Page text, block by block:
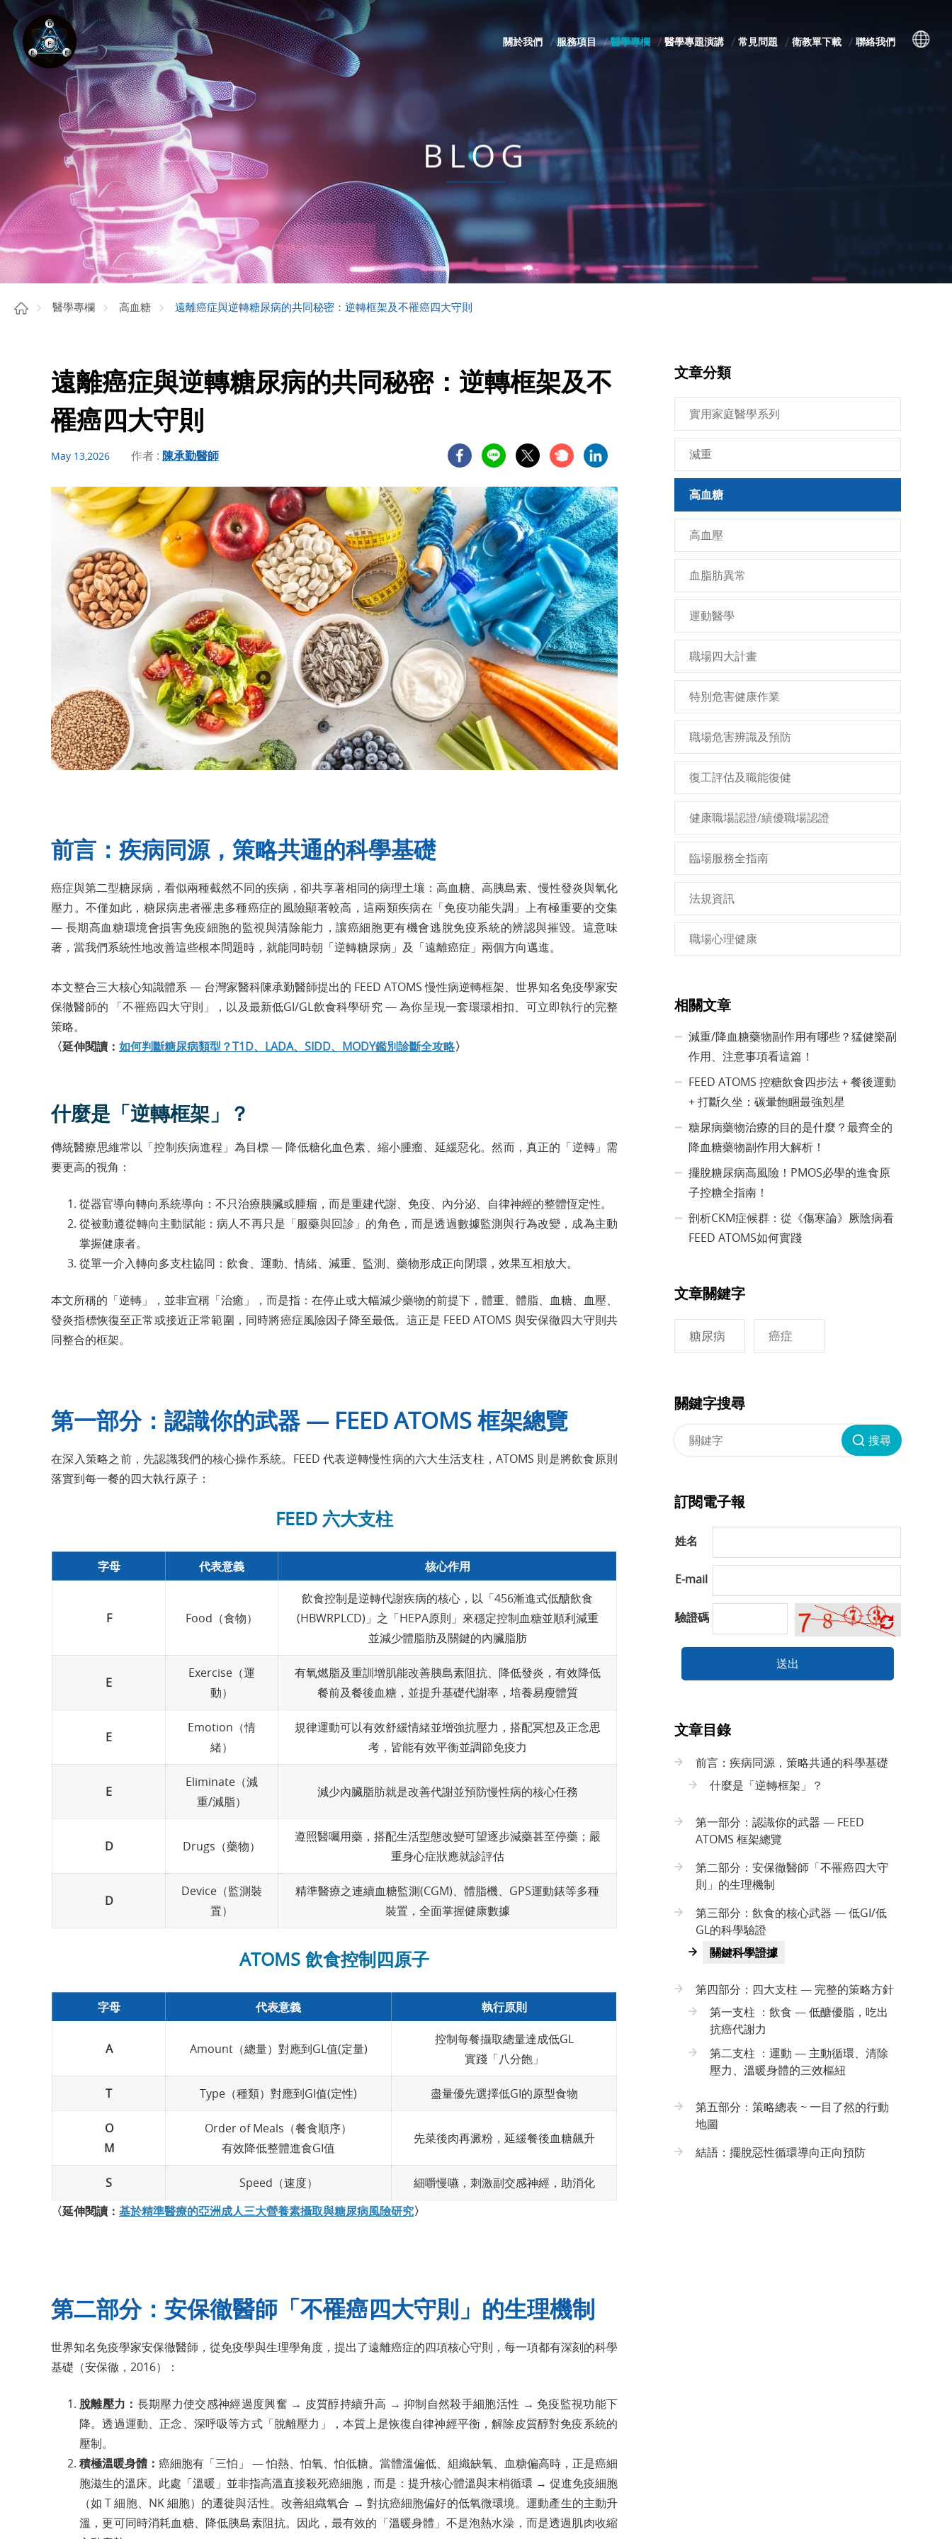
關於我們 服務項目 醫學專欄 醫學專題演講 常見問題 衛教單下載 聯絡我們
BLOG
醫學專欄 高血糖 遠離癌症與逆轉糖尿病的共同秘密：逆轉框架及不罹癌四大守則
遠離癌症與逆轉糖尿病的共同秘密：逆轉框架及不
罹癌四大守則
May 13,2026 作者 : 陳承勤醫師
前言：疾病同源，策略共通的科學基礎
癌症與第二型糖尿病，看似兩種截然不同的疾病，卻共享著相同的病理土壤：高血糖、高胰島素、慢性發炎與氧化
壓力。不僅如此，糖尿病患者罹患多種癌症的風險顯著較高，這兩類疾病在「免疫功能失調」上有極重要的交集
— 長期高血糖環境會損害免疫細胞的監視與清除能力，讓癌細胞更有機會逃脫免疫系統的辨認與摧毀。這意味
著，當我們系統性地改善這些根本問題時，就能同時朝「逆轉糖尿病」及「遠離癌症」兩個方向邁進。
本文整合三大核心知識體系 — 台灣家醫科陳承勤醫師提出的 FEED ATOMS 慢性病逆轉框架、世界知名免疫學家安
保徹醫師的 「不罹癌四大守則」，以及最新低GI/GL飲食科學研究 — 為你呈現一套環環相扣、可立即執行的完整
策略。
〈延伸閱讀： 如何判斷糖尿病類型？T1D、LADA、SIDD、MODY鑑別診斷全攻略〉
什麼是「逆轉框架」？
傳統醫療思維常以「控制疾病進程」為目標 — 降低糖化血色素、縮小腫瘤、延緩惡化。然而，真正的「逆轉」需
要更高的視角：
從器官導向轉向系統導向：不只治療胰臟或腫瘤，而是重建代謝、免疫、內分泌、自律神經的整體恆定性。
從被動遵從轉向主動賦能：病人不再只是「服藥與回診」的角色，而是透過數據監測與行為改變，成為主動
掌握健康者。
從單一介入轉向多支柱協同：飲食、運動、情緒、減重、監測、藥物形成正向閉環，效果互相放大。
本文所稱的「逆轉」，並非宣稱「治癒」，而是指：在停止或大幅減少藥物的前提下，體重、體脂、血糖、血壓、
發炎指標恢復至正常或接近正常範圍，同時將癌症風險因子降至最低。這正是 FEED ATOMS 與安保徹四大守則共
同整合的框架。
第一部分：認識你的武器 — FEED ATOMS 框架總覽
在深入策略之前，先認識我們的核心操作系統。FEED 代表逆轉慢性病的六大生活支柱，ATOMS 則是將飲食原則
落實到每一餐的四大執行原子：
FEED 六大支柱
字母 代表意義 核心作用
F Food（食物）
飲食控制是逆轉代謝疾病的核心，以「456漸進式低醣飲食
(HBWRPLCD)」之「HEPA原則」來穩定控制血糖並順利減重
並減少體脂肪及關鍵的內臟脂肪
E
Exercise（運
動）
有氧燃脂及重訓增肌能改善胰島素阻抗、降低發炎，有效降低
餐前及餐後血糖，並提升基礎代謝率，培養易瘦體質
E
Emotion（情
緒）
規律運動可以有效舒緩情緒並增強抗壓力，搭配冥想及正念思
考，皆能有效平衡並調節免疫力
E
Eliminate（減
重/減脂）
減少內臟脂肪就是改善代謝並預防慢性病的核心任務
D Drugs（藥物）
遵照醫囑用藥，搭配生活型態改變可望逐步減藥甚至停藥；嚴
重身心症狀應就診評估
D
Device（監測裝
置）
精準醫療之連續血糖監測(CGM)、體脂機、GPS運動錶等多種
裝置，全面掌握健康數據
ATOMS 飲食控制四原子
字母 代表意義 執行原則
A Amount（總量）對應到GL值(定量)
控制每餐攝取總量達成低GL
實踐「八分飽」
T Type（種類）對應到GI值(定性) 盡量優先選擇低GI的原型食物
O
M
Order of Meals（餐食順序）
有效降低整體進食GI值
先菜後肉再澱粉，延緩餐後血糖飆升
S Speed（速度）
細嚼慢嚥，刺激副交感神經，助消化
〈延伸閱讀： 基於精準醫療的亞洲成人三大營養素攝取與糖尿病風險研究〉
第二部分：安保徹醫師「不罹癌四大守則」的生理機制
世界知名免疫學家安保徹醫師，從免疫學與生理學角度，提出了遠離癌症的四項核心守則，每一項都有深刻的科學
基礎（安保徹，2016）：
脫離壓力： 長期壓力使交感神經過度興奮 → 皮質醇持續升高 → 抑制自然殺手細胞活性 → 免疫監視功能下
降。透過運動、正念、深呼吸等方式「脫離壓力」，本質上是恢復自律神經平衡，解除皮質醇對免疫系統的
壓制。
積極溫暖身體： 癌細胞有「三怕」 — 怕熱、怕氧、怕低糖。當體溫偏低、組織缺氧、血糖偏高時，正是癌細
胞滋生的溫床。此處「溫暖」並非指高溫直接殺死癌細胞，而是：提升核心體溫與末梢循環 → 促進免疫細胞
（如 T 細胞、NK 細胞）的遷徙與活性。改善組織氧合 → 對抗癌細胞偏好的低氧微環境。運動產生的主動升
溫，更可同時消耗血糖、降低胰島素阻抗。因此，最有效的「溫暖身體」不是泡熱水澡，而是透過肌肉收縮
文章分類
實用家庭醫學系列
減重
高血糖
高血壓
血脂肪異常
運動醫學
職場四大計畫
特別危害健康作業
職場危害辨識及預防
復工評估及職能復健
健康職場認證/績優職場認證
臨場服務全指南
法規資訊
職場心理健康
相關文章
減重/降血糖藥物副作用有哪些？猛健樂副
作用、注意事項看這篇！
FEED ATOMS 控糖飲食四步法 + 餐後運動
+ 打斷久坐：碳暈飽睏最強剋星
糖尿病藥物治療的目的是什麼？最齊全的
降血糖藥物副作用大解析！
擺脫糖尿病高風險！PMOS必學的進食原
子控糖全指南！
剖析CKM症候群：從《傷寒論》厥陰病看
FEED ATOMS如何實踐
文章關鍵字
糖尿病 癌症
關鍵字搜尋
搜尋
訂閱電子報
姓名
E-mail
驗證碼
送出
文章目錄
前言：疾病同源，策略共通的科學基礎
什麼是「逆轉框架」？
第一部分：認識你的武器 — FEED
ATOMS 框架總覽
第二部分：安保徹醫師「不罹癌四大守
則」的生理機制
第三部分：飲食的核心武器 — 低GI/低
GL的科學驗證
關鍵科學證據
第四部分：四大支柱 — 完整的策略方針
第一支柱 ：飲食 — 低醣優脂，吃出
抗癌代謝力
第二支柱 ：運動 — 主動循環、清除
壓力、溫暖身體的三效樞紐
第五部分：策略總表 ~ 一目了然的行動
地圖
結語：擺脫惡性循環導向正向預防